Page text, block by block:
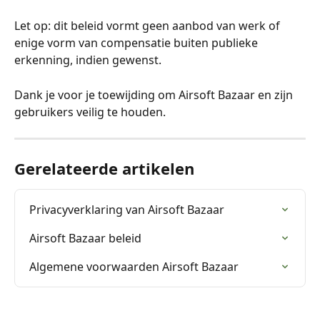
Let op: dit beleid vormt geen aanbod van werk of
enige vorm van compensatie buiten publieke
erkenning, indien gewenst.
Dank je voor je toewijding om Airsoft Bazaar en zijn
gebruikers veilig te houden.
Gerelateerde artikelen
Privacyverklaring van Airsoft Bazaar
Airsoft Bazaar beleid
Algemene voorwaarden Airsoft Bazaar